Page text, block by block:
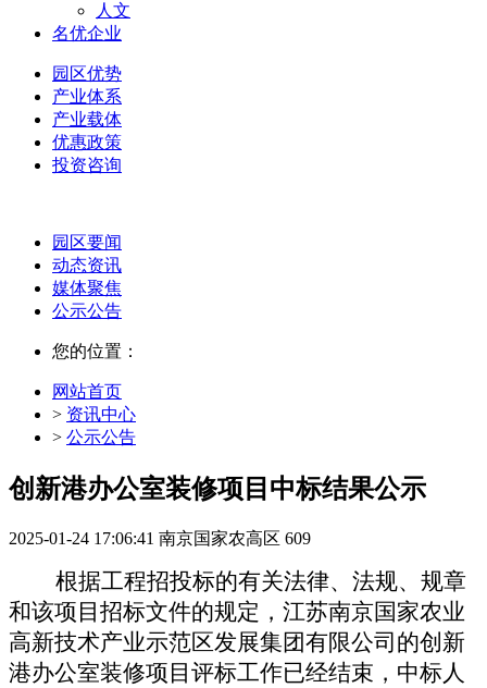
人文
名优企业
园区优势
产业体系
产业载体
优惠政策
投资咨询
园区要闻
动态资讯
媒体聚焦
公示公告
您的位置：
网站首页
> 资讯中心
> 公示公告
创新港办公室装修项目中标结果公示
2025-01-24 17:06:41 南京国家农高区 609
根据工程招投标的有关法律、法规、规章
和该项目招标文件的规定，江苏南京国家农业
高新技术产业示范区发展集团有限公司的创新
港办公室装修项目评标工作已经结束，中标人